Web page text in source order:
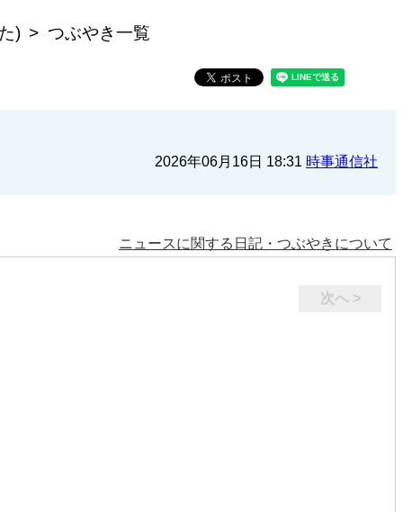
) つぶやき一覧
2026年06月16日 18:31 時事通信社
ニュースに関する日記・つぶやきについて
次へ >